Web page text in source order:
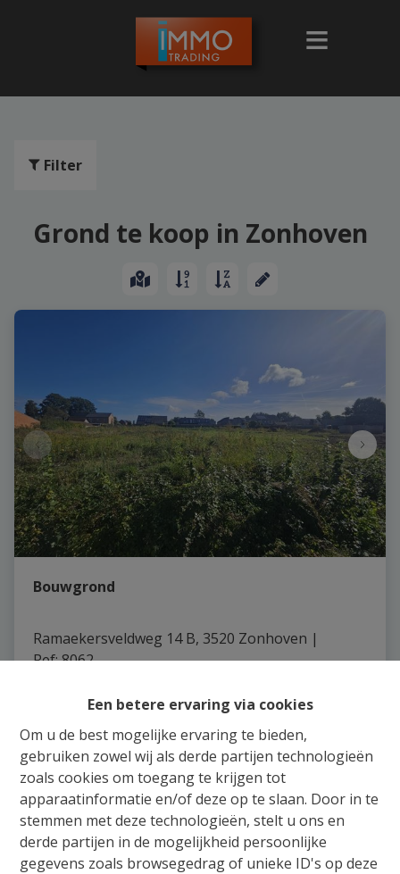
Een betere ervaring via cookies
Om u de best mogelijke ervaring te bieden,
gebruiken zowel wij als derde partijen technologieën
zoals cookies om toegang te krijgen tot
apparaatinformatie en/of deze op te slaan. Door in te
stemmen met deze technologieën, stelt u ons en
derde partijen in de mogelijkheid persoonlijke
gegevens zoals browsegedrag of unieke ID's op deze
Filter
Grond te koop in Zonhoven
Bouwgrond
Ramaekersveldweg 14 B, 3520 Zonhoven |
Ref: 8062
€ 230.000
884 m²
Gratis Schatting